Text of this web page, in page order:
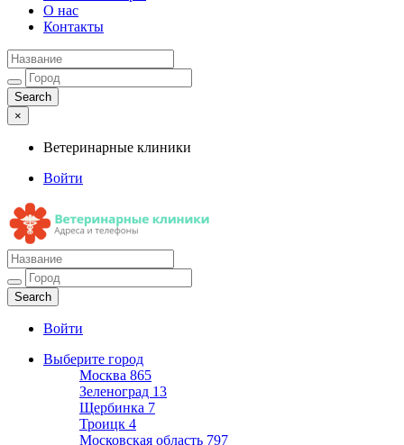
О нас
Контакты
×
Ветеринарные клиники
Войти
Ветеринарные клиники
Адреса и телефоны
Войти
Выберите город
Москва 865
Зеленоград 13
Щербинка 7
Троицк 4
Московская область 797